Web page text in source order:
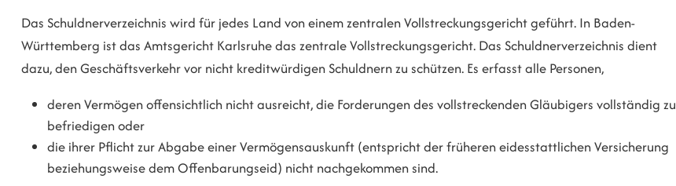
Das Schuldnerverzeichnis wird für jedes Land von einem zentralen Vollstreckungsgericht geführt. In Baden-
Württemberg ist das Amtsgericht Karlsruhe das zentrale Vollstreckungsgericht. Das Schuldnerverzeichnis dient
dazu, den Geschäftsverkehr vor nicht kreditwürdigen Schuldnern zu schützen. Es erfasst alle Personen,
deren Vermögen offensichtlich nicht ausreicht, die Forderungen des vollstreckenden Gläubigers vollständig zu
befriedigen oder
die ihrer Pflicht zur Abgabe einer Vermögensauskunft (entspricht der früheren eidesstattlichen Versicherung
beziehungsweise dem Offenbarungseid) nicht nachgekommen sind.